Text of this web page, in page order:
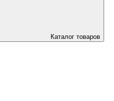
Каталог товаров